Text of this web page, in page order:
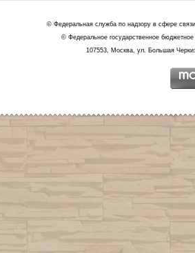
© Федеральная служба по надзору в сфере
© Федеральное государственное
107553, Москва, ул. Большая